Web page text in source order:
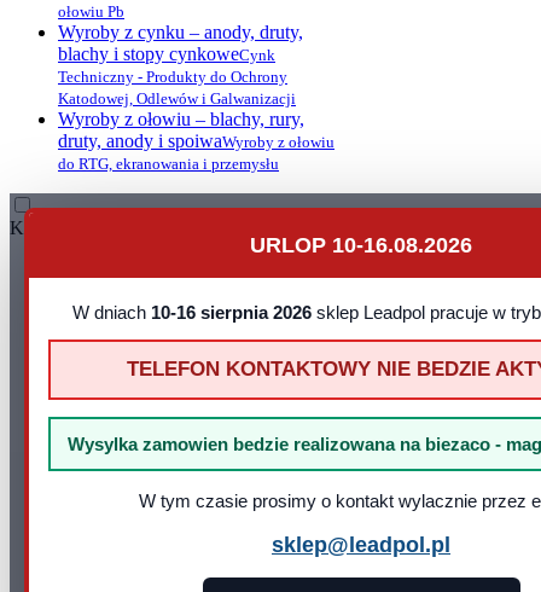
ołowiu Pb
Wyroby z cynku – anody, druty,
blachy i stopy cynkoweCynk
Techniczny - Produkty do Ochrony
Katodowej, Odlewów i Galwanizacji
Wyroby z ołowiu – blachy, rury,
druty, anody i spoiwaWyroby z ołowiu
do RTG, ekranowania i przemysłu
URLOP 10-16.08.2026
W dniach 10-16 sierpnia 2026sklep Leadpol pracuje w
TELEFON KONTAKTOWY NIE BEDZIE
Wysylka zamowien bedzie realizowana na biezaco -
W tym czasie prosimy o kontakt wylacznie przez
sklep@leadpol.pl
Kontakt
22-100 Chełm
+48 533 556 898
Godziny działania sklepuGodziny
pracy: pn - pt 8:00 - 16:00